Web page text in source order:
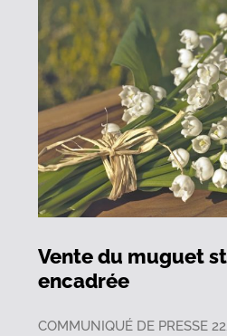
Vente du muguet
encadrée
COMMUNIQUÉ DE PRESSE